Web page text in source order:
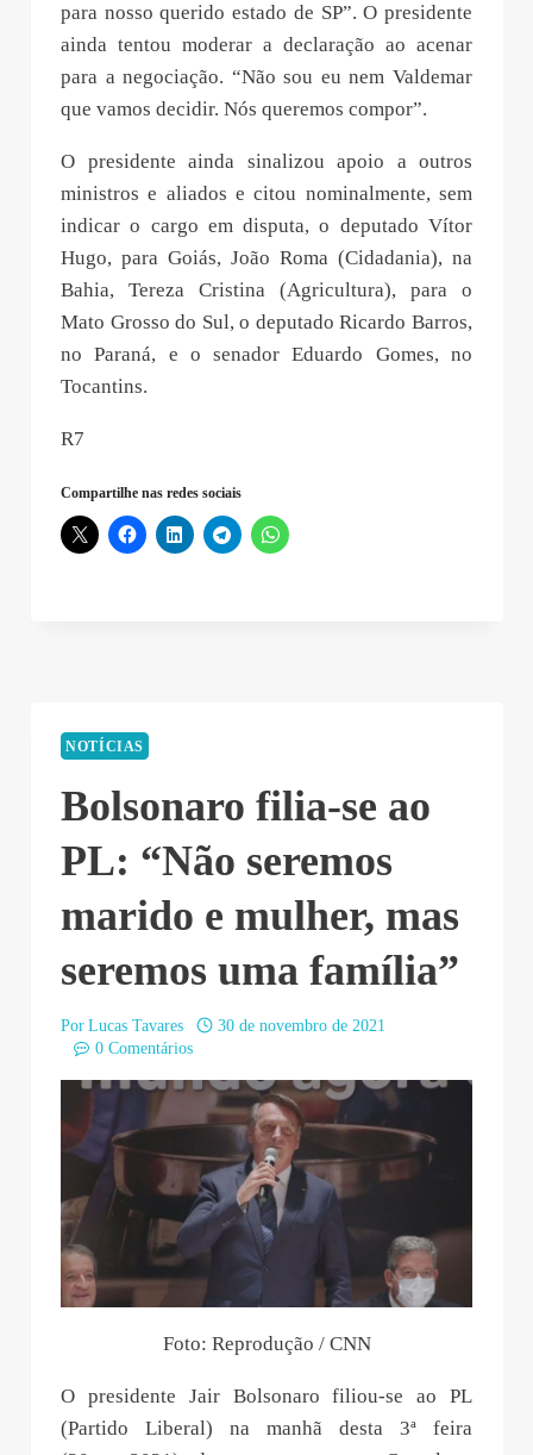
para nosso querido estado de SP”. O presidente
ainda tentou moderar a declaração ao acenar
para a negociação. “Não sou eu nem Valdemar
que vamos decidir. Nós queremos compor”.
O presidente ainda sinalizou apoio a outros
ministros e aliados e citou nominalmente, sem
indicar o cargo em disputa, o deputado Vítor
Hugo, para Goiás, João Roma (Cidadania), na
Bahia, Tereza Cristina (Agricultura), para o
Mato Grosso do Sul, o deputado Ricardo Barros,
no Paraná, e o senador Eduardo Gomes, no
Tocantins.
R7
Compartilhe nas redes sociais
NOTÍCIAS
Bolsonaro filia-se ao
PL: “Não seremos
marido e mulher, mas
seremos uma família”
Por Lucas Tavares
30 de novembro de 2021
0 Comentários
Foto: Reprodução / CNN
O presidente Jair Bolsonaro filiou-se ao PL
(Partido Liberal) na manhã desta 3ª feira